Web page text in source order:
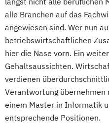
alle Branchen auf das
angewiesen sind. Wer nun
betriebswirtschaftlichen
hier die Nase vorn. Ein
Gehaltsaussichten.
verdienen
Verantwortung
einem Master in Informatik
entsprechende Positionen.